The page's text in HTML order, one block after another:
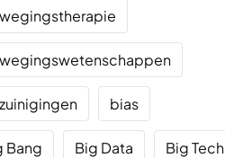
bias
Bang Big Data Big Tech